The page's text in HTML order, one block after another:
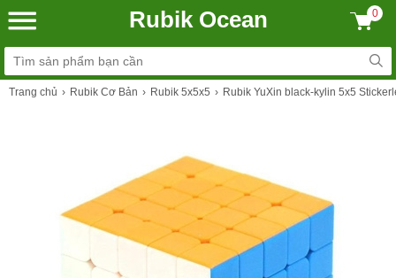
Rubik Ocean 0
Trang chủ Rubik Cơ Bản Rubik 5x5x5 Rubik YuXin black-kylin 5x5